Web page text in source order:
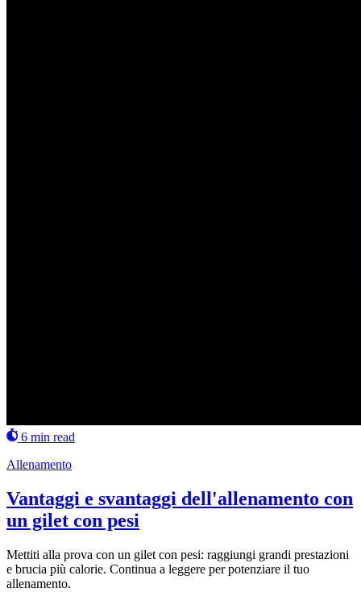
6 min read
Allenamento
Vantaggi e svantaggi dell'allenamento con
un gilet con pesi
Mettiti alla prova con un gilet con pesi: raggiungi grandi prestazioni
e brucia più calorie. Continua a leggere per potenziare il tuo
allenamento.